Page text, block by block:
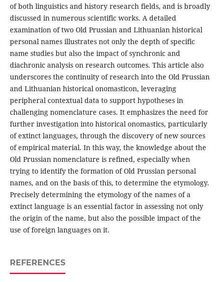
of both linguistics and history research fields, and is broadly
discussed in numerous scientific works. A detailed
examination of two Old Prussian and Lithuanian historical
personal names illustrates not only the depth of specific
name studies but also the impact of synchronic and
diachronic analysis on research outcomes. This article also
underscores the continuity of research into the Old Prussian
and Lithuanian historical onomasticon, leveraging
peripheral contextual data to support hypotheses in
challenging nomenclature cases. It emphasizes the need for
further investigation into historical onomastics, particularly
of extinct languages, through the discovery of new sources
of empirical material. In this way, the knowledge about the
Old Prussian nomenclature is refined, especially when
trying to identify the formation of Old Prussian personal
names, and on the basis of this, to determine the etymology.
Precisely determining the etymology of the names of a
extinct language is an essential factor in assessing not only
the origin of the name, but also the possible impact of the
use of foreign languages on it.
REFERENCES